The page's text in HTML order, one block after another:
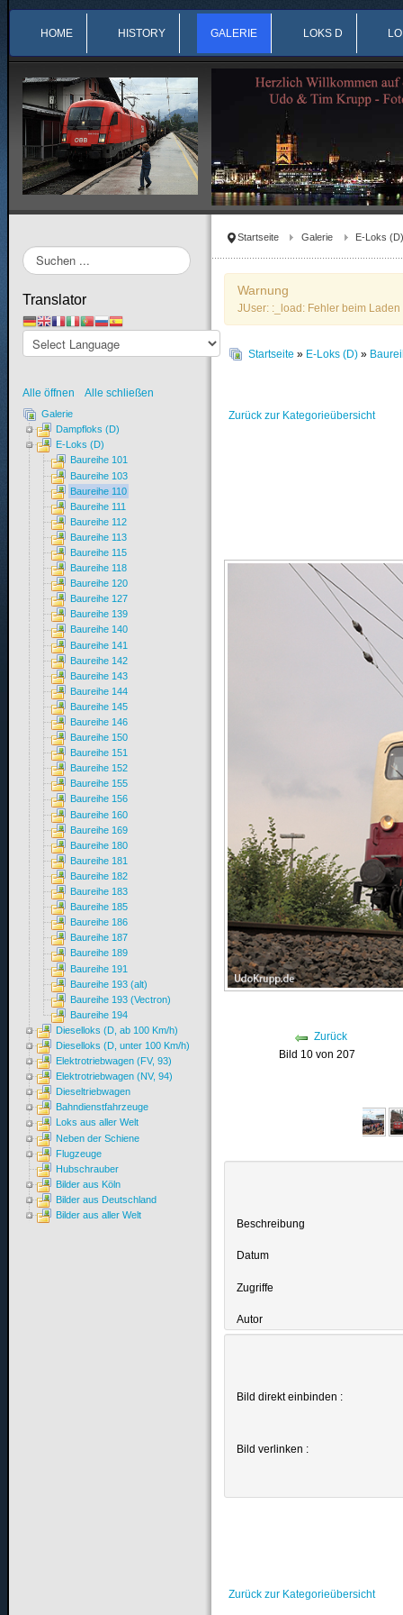
HOME HISTORY GALERIE LOKS D
Startseite Galerie E-Loks (D)
Warnung
JUser: :_load: Fehler beim
Startseite » E-Loks (D) »
Zurück zur Kategorieübersicht
Zurück
Bild 10 von 207
Beschreibung
Datum
Zugriffe
Autor
Bild direkt einbinden :
Bild verlinken :
Zurück zur Kategorieübersicht
Suchen
...
Translator
Alle öffnen Alle schließen
Galerie
Dampfloks (D)
E-Loks (D)
Baureihe 101
Baureihe 103
Baureihe 110
Baureihe 111
Baureihe 112
Baureihe 113
Baureihe 115
Baureihe 118
Baureihe 120
Baureihe 127
Baureihe 139
Baureihe 140
Baureihe 141
Baureihe 142
Baureihe 143
Baureihe 144
Baureihe 145
Baureihe 146
Baureihe 150
Baureihe 151
Baureihe 152
Baureihe 155
Baureihe 156
Baureihe 160
Baureihe 169
Baureihe 180
Baureihe 181
Baureihe 182
Baureihe 183
Baureihe 185
Baureihe 186
Baureihe 187
Baureihe 189
Baureihe 191
Baureihe 193 (alt)
Baureihe 193 (Vectron)
Baureihe 194
Dieselloks (D, ab 100 Km/h)
Dieselloks (D, unter 100 Km/h)
Elektrotriebwagen (FV, 93)
Elektrotriebwagen (NV, 94)
Dieseltriebwagen
Bahndienstfahrzeuge
Loks aus aller Welt
Neben der Schiene
Flugzeuge
Hubschrauber
Bilder aus Köln
Bilder aus Deutschland
Bilder aus aller Welt